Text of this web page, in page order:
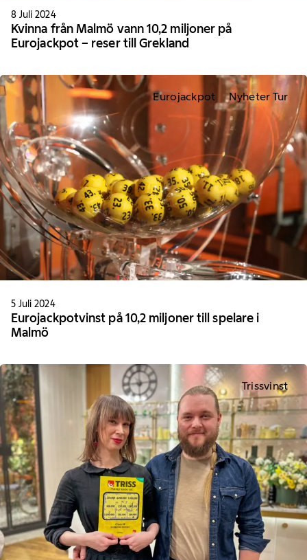
8 Juli 2024
Kvinna från Malmö vann 10,2 miljoner på
Eurojackpot – reser till Grekland
Eurojackpot Nyheter Tur
5 Juli 2024
Eurojackpotvinst på 10,2 miljoner till spelare i
Malmö
Trissvinst